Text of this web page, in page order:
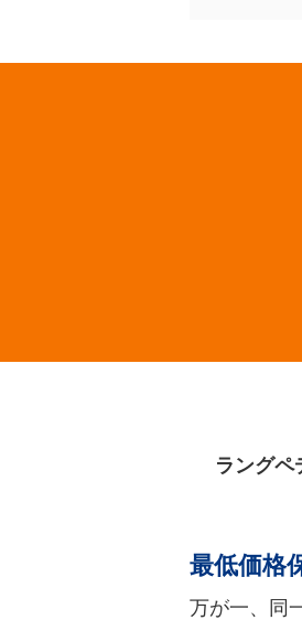
ラングペ
最低価格
万が一、同